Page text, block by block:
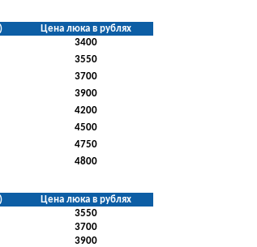
Цена люка в рублях
3400
3550
3700
3900
4200
4500
4750
4800
Цена люка в рублях
3550
3700
3900